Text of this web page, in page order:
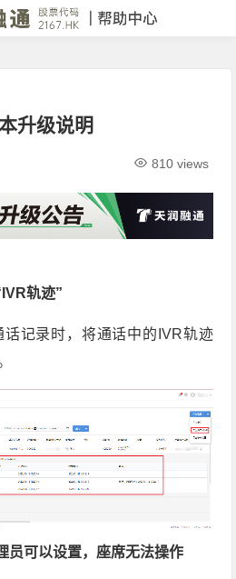
升级说明
810 views
轨迹”
记录时，将通话中的IVR轨迹
员可以设置，座席无法操作